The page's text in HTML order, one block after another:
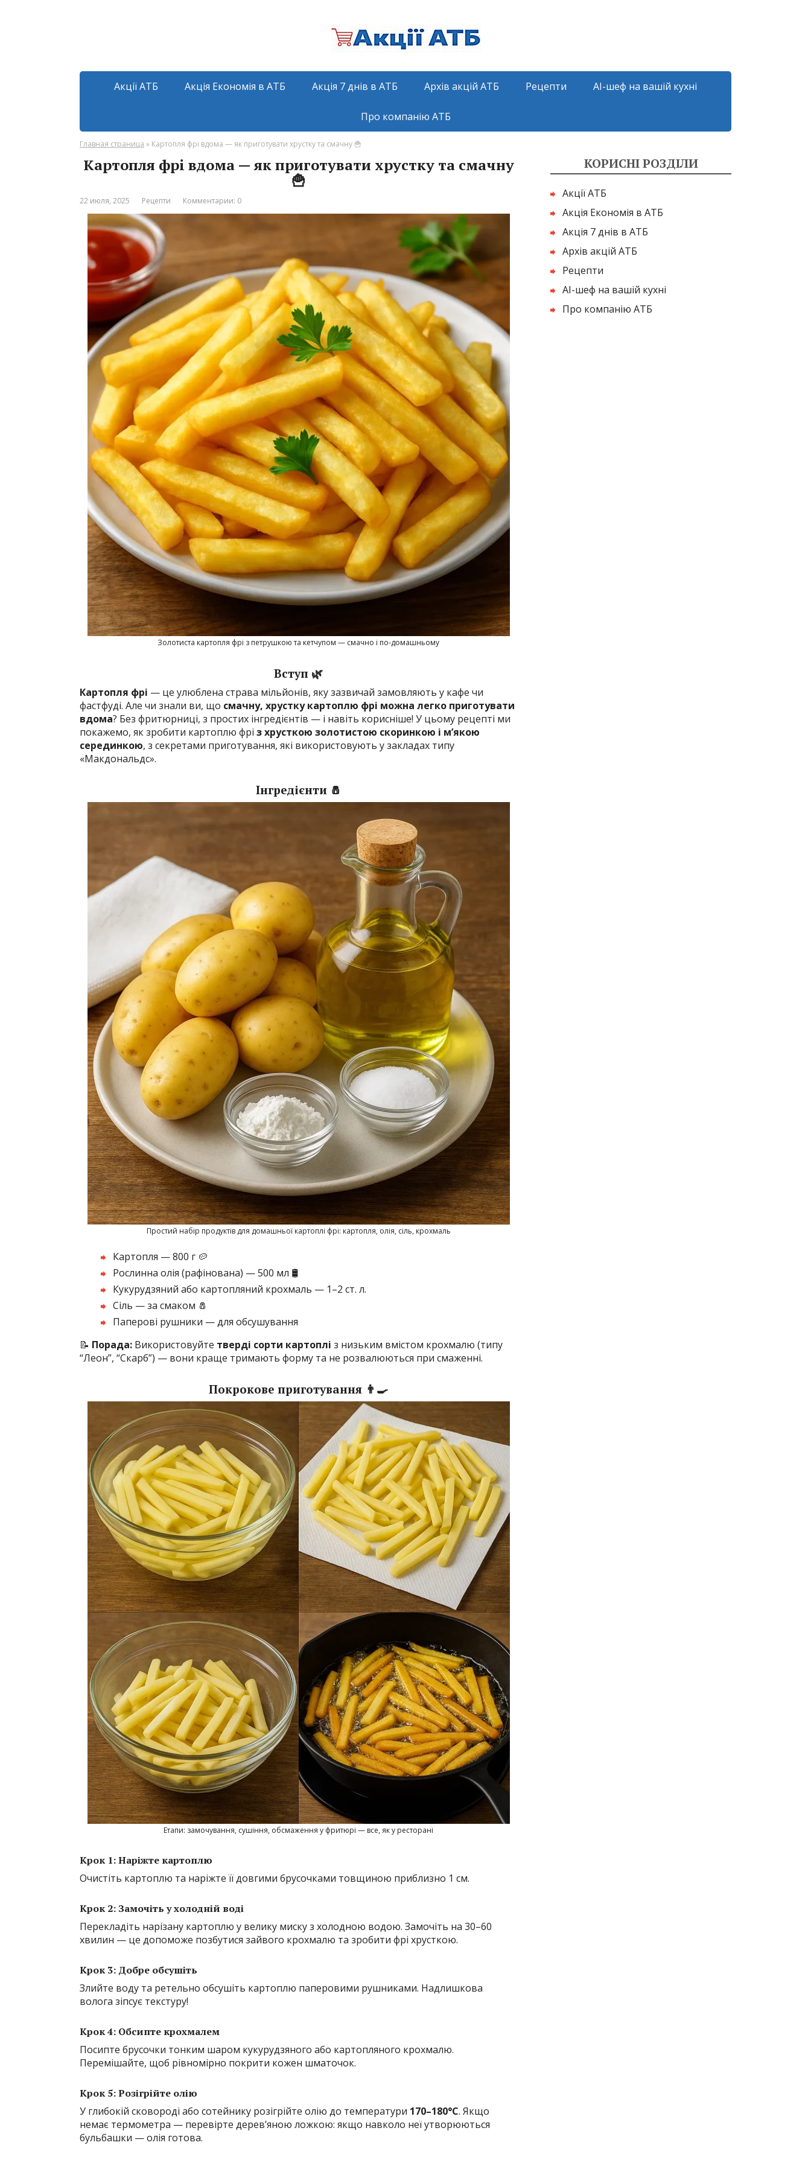
Акції АТБ Акція Економія в АТБ Акція 7 днів в АТБ Архів акцій АТБ Рецепти AI-шеф на вашій кухні
Про компанію АТБ
Главная страница » Картопля фрі вдома — як приготувати хрустку та смачну 🍟
Картопля фрі вдома — як приготувати хрустку та смачну
🍟
22 июля, 2025 Рецепти Комментарии: 0
Золотиста картопля фрі з петрушкою та кетчупом — смачно і по-домашньому
Вступ 🌿
Картопля фрі — це улюблена страва мільйонів, яку зазвичай замовляють у кафе чи
фастфуді. Але чи знали ви, що смачну, хрустку картоплю фрі можна легко приготувати
вдома? Без фритюрниці, з простих інгредієнтів — і навіть корисніше! У цьому рецепті ми
покажемо, як зробити картоплю фрі з хрусткою золотистою скоринкою і м’якою
серединкою, з секретами приготування, які використовують у закладах типу
«Макдональдс».
Інгредієнти 🧂
Простий набір продуктів для домашньої картоплі фрі: картопля, олія, сіль, крохмаль
Картопля — 800 г 🥔
Рослинна олія (рафінована) — 500 мл 🛢️
Кукурудзяний або картопляний крохмаль — 1–2 ст. л.
Сіль — за смаком 🧂
Паперові рушники — для обсушування
📝 Порада: Використовуйте тверді сорти картоплі з низьким вмістом крохмалю (типу
“Леон”, “Скарб”) — вони краще тримають форму та не розвалюються при смаженні.
Покрокове приготування 👨‍🍳
Етапи: замочування, сушіння, обсмаження у фритюрі — все, як у ресторані
Крок 1: Наріжте картоплю
Очистіть картоплю та наріжте її довгими брусочками товщиною приблизно 1 см.
Крок 2: Замочіть у холодній воді
Перекладіть нарізану картоплю у велику миску з холодною водою. Замочіть на 30–60
хвилин — це допоможе позбутися зайвого крохмалю та зробити фрі хрусткою.
Крок 3: Добре обсушіть
Злийте воду та ретельно обсушіть картоплю паперовими рушниками. Надлишкова
волога зіпсує текстуру!
Крок 4: Обсипте крохмалем
Посипте брусочки тонким шаром кукурудзяного або картопляного крохмалю.
Перемішайте, щоб рівномірно покрити кожен шматочок.
Крок 5: Розігрійте олію
У глибокій сковороді або сотейнику розігрійте олію до температури 170–180°C. Якщо
немає термометра — перевірте дерев’яною ложкою: якщо навколо неї утворюються
бульбашки — олія готова.
КОРИСНІ РОЗДІЛИ
Акції АТБ
Акція Економія в АТБ
Акція 7 днів в АТБ
Архів акцій АТБ
Рецепти
AI-шеф на вашій кухні
Про компанію АТБ